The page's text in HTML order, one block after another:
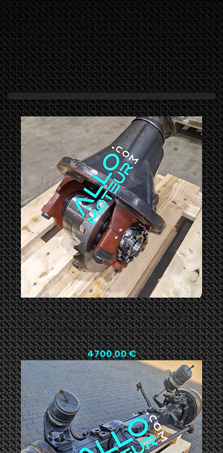
Diferencial VOLVO APL-9000 CK –
4x4 6x6 8x6 – Inserto de puente
Precio
4700,00 €